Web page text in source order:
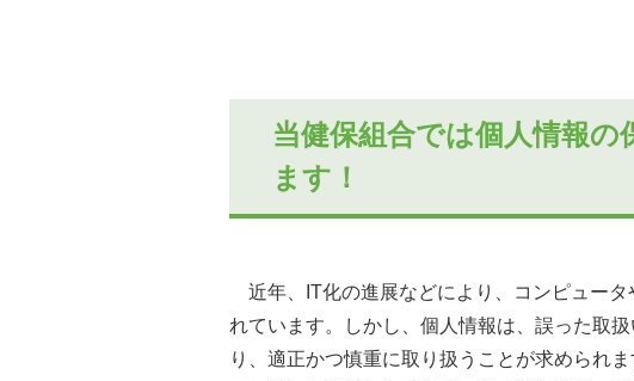
当健保組合では個人情報
ます！
近年、IT化の進展などにより、コンピュー
れています。しかし、個人情報は、誤った取
り、適正かつ慎重に取り扱うことが求められま